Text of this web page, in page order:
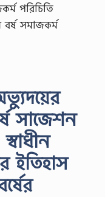
পরিচিতি
সমাজকর্ম
সাজেশন
ইতিহাস